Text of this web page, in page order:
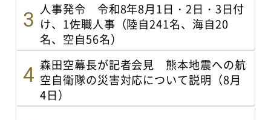
人事発令 令和8年8月1日・2日・3日付
け、1佐職人事（陸自241名、海自20
名、空自56名）
森田空幕長が記者会見 熊本地震への航
空自衛隊の災害対応について説明（8月
4日）